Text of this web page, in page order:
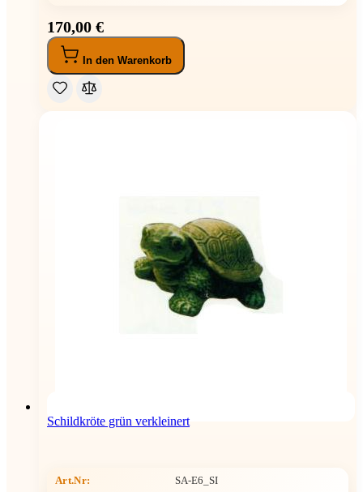
170,00 €
In den Warenkorb
Schildkröte grün verkleinert
Art.Nr: SA-E6_SI